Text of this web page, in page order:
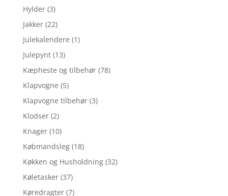
Hylder (3)
Jakker (22)
Julekalendere (1)
Julepynt (13)
Kæpheste og tilbehør (78)
Klapvogne (5)
Klapvogne tilbehør (3)
Klodser (2)
Knager (10)
Købmandsleg (18)
Køkken og Husholdning (32)
Køletasker (37)
Køredragter (7)